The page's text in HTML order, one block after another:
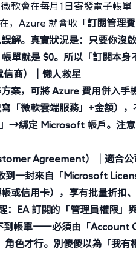
軟會在每月1日寄發電子帳
，Azure 就會收「 訂閱管理
解。真實狀況是：只要你沒
單就是 $0。所以「訂閱本身
商）｜懶人救星
案，可將 Azure 費用併入
「微軟雲端服務」+金額）
→綁定 Microsoft 帳戶。注意
Agreement）｜適合公
到一封來自「Microsoft
或信用卡），享有批量折
：EA 訂閱的「管理員權限」
到帳單——必須由「Account
角色才行。別傻傻以為「我有